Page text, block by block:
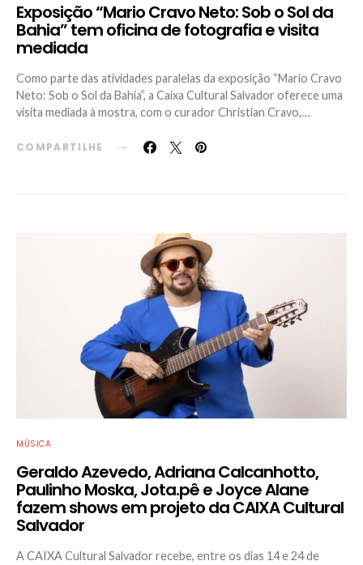
Exposição “Mario Cravo Neto: Sob o Sol da
Bahia” tem oficina de fotografia e visita
mediada
Como parte das atividades paralelas da exposição “Mario Cravo
Neto: Sob o Sol da Bahia”, a Caixa Cultural Salvador oferece uma
visita mediada à mostra, com o curador Christian Cravo,…
COMPARTILHE
MÚSICA
Geraldo Azevedo, Adriana Calcanhotto,
Paulinho Moska, Jota.pê e Joyce Alane
fazem shows em projeto da CAIXA Cultural
Salvador
A CAIXA Cultural Salvador recebe, entre os dias 14 e 24 de